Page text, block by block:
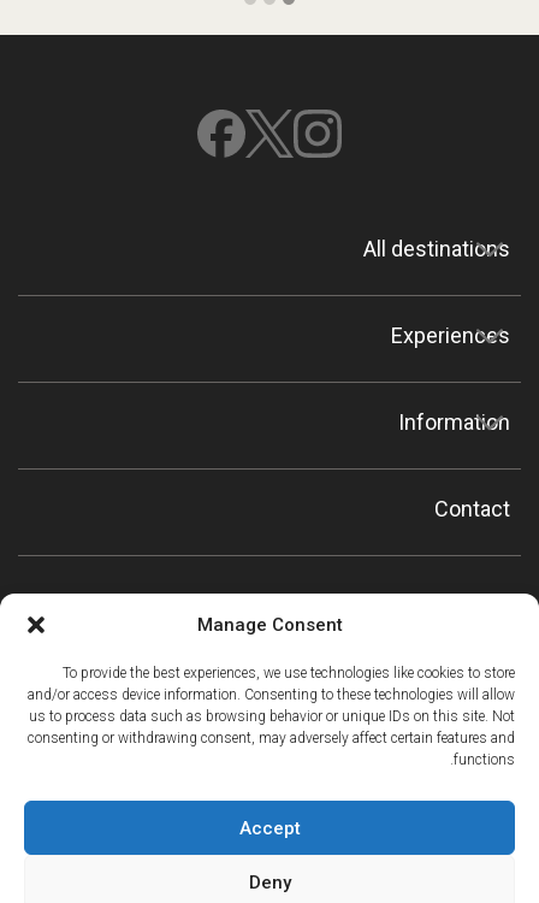
Manage Consent
To provide the best experiences, we use technologies like cookies to store
and/or access device information. Consenting to these technologies will allow
us to process data such as browsing behavior or unique IDs on this site. Not
consenting or withdrawing consent, may adversely affect certain features and
functions.
Accept
Deny
All destinations
Experiences
Information
Contact